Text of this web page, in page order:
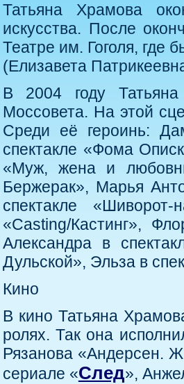
Татьяна Храмова
искусства. После
Театре им. Гоголя, где
(Елизавета
В 2004 году
Моссовета. На этой
Среди её героинь:
спектакле «Фома
«Муж, жена и
Бержерак», Марья
спектакле
«Casting/Кастинг»,
Александра в
Дульской», Эльза в
Кино
В кино Татьяна
ролях. Так она
Рязанова «Андерсен.
сериале «След»,